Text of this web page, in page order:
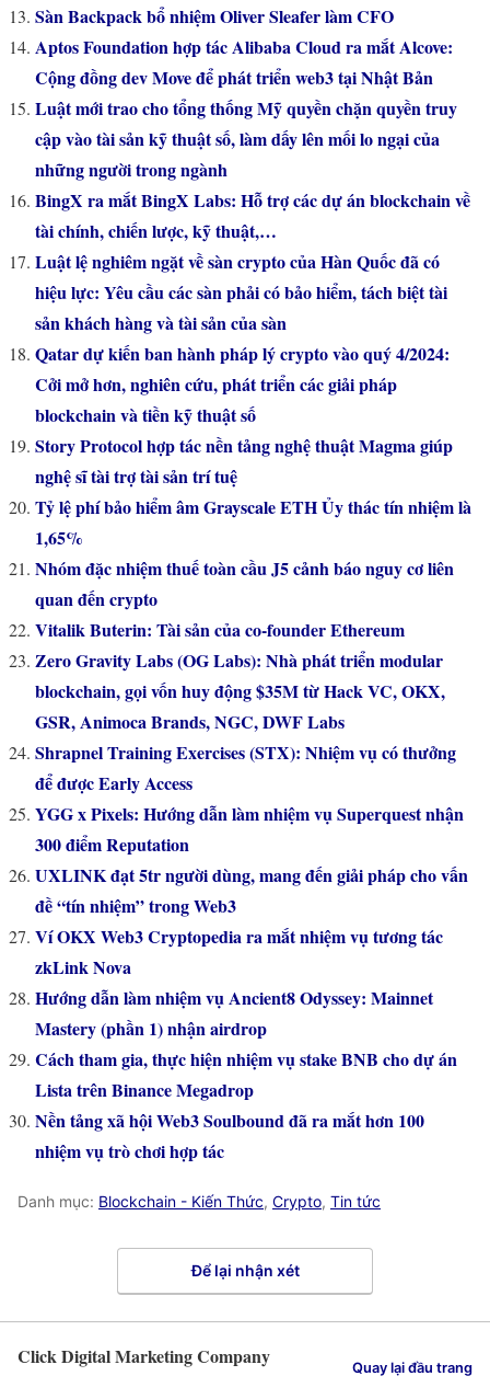
Sàn Backpack bổ nhiệm Oliver Sleafer làm CFO
Aptos Foundation hợp tác Alibaba Cloud ra mắt Alcove:
Cộng đồng dev Move để phát triển web3 tại Nhật Bản
Luật mới trao cho tổng thống Mỹ quyền chặn quyền truy
cập vào tài sản kỹ thuật số, làm dấy lên mối lo ngại của
những người trong ngành
BingX ra mắt BingX Labs: Hỗ trợ các dự án blockchain về
tài chính, chiến lược, kỹ thuật,…
Luật lệ nghiêm ngặt về sàn crypto của Hàn Quốc đã có
hiệu lực: Yêu cầu các sàn phải có bảo hiểm, tách biệt tài
sản khách hàng và tài sản của sàn
Qatar dự kiến ​​ban hành pháp lý crypto vào quý 4/2024:
Cởi mở hơn, nghiên cứu, phát triển các giải pháp
blockchain và tiền kỹ thuật số
Story Protocol hợp tác nền tảng nghệ thuật Magma giúp
nghệ sĩ tài trợ tài sản trí tuệ
Tỷ lệ phí bảo hiểm âm Grayscale ETH Ủy thác tín nhiệm là
1,65%
Nhóm đặc nhiệm thuế toàn cầu J5 cảnh báo nguy cơ liên
quan đến crypto
Vitalik Buterin: Tài sản của co-founder Ethereum
Zero Gravity Labs (OG Labs): Nhà phát triển modular
blockchain, gọi vốn huy động $35M từ Hack VC, OKX,
GSR, Animoca Brands, NGC, DWF Labs
Shrapnel Training Exercises (STX): Nhiệm vụ có thưởng
để được Early Access
YGG x Pixels: Hướng dẫn làm nhiệm vụ Superquest nhận
300 điểm Reputation
UXLINK đạt 5tr người dùng, mang đến giải pháp cho vấn
đề “tín nhiệm” trong Web3
Ví OKX Web3 Cryptopedia ra mắt nhiệm vụ tương tác
zkLink Nova
Hướng dẫn làm nhiệm vụ Ancient8 Odyssey: Mainnet
Mastery (phần 1) nhận airdrop
Cách tham gia, thực hiện nhiệm vụ stake BNB cho dự án
Lista trên Binance Megadrop
Nền tảng xã hội Web3 Soulbound đã ra mắt hơn 100
nhiệm vụ trò chơi hợp tác
Danh mục: Blockchain - Kiến Thức, Crypto, Tin tức
Để lại nhận xét
Click Digital Marketing Company Quay lại đầu trang